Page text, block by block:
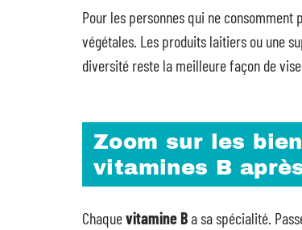
Pour les personnes qui ne consomment
végétales. Les produits laitiers ou une
diversité reste la meilleure façon de
Zoom sur les
vitamines B
Chaquevitamine Ba sa spécialité.